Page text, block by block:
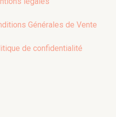
Générales de Vente
de confidentialité